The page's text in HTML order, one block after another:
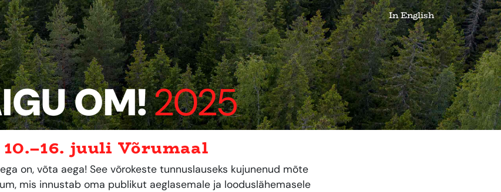
In English
OM!2025
10.–16. juuli Võrumaal
on, võta aega! See võrokeste tunnuslauseks kujunenud mõte
mis innustab oma publikut aeglasemale ja looduslähemasele